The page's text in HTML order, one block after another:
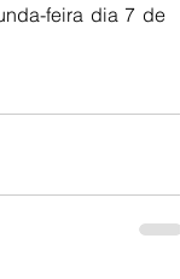
feira dia 7 de